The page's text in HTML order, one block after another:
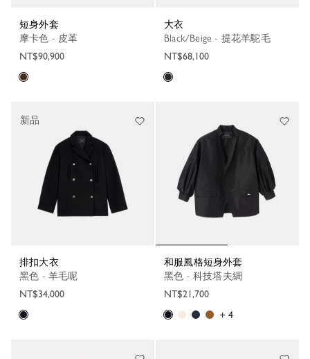
短身外套
摩卡色 - 皮革
NT$90,900
大衣
Black/Beige - 提花羊駝毛
NT$68,100
排扣大衣
黑色 - 羊毛呢
NT$34,000
新品
和服風格短身外套
黑色 - 科技塔夫綢
NT$21,700
+ 4